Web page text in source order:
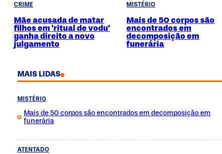
CRIME
Mãe acusada de matar
filhos em 'ritual de vodu'
ganha direito a novo
julgamento
MISTÉRIO
Mais de 50 corpos são
encontrados em
decomposição em
funerária
MAIS LIDAS
MISTÉRIO
Mais de 50 corpos são encontrados em decomposição em
funerária
ATENTADO